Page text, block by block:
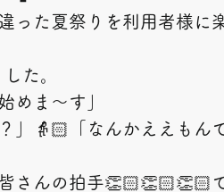
った夏祭りを利用者様に
た。
めま～す」
」👵🏻「なんかええもん
さんの拍手👏🏻👏🏻👏🏻